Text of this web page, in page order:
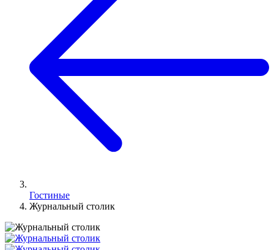
Гостиные
Журнальный столик